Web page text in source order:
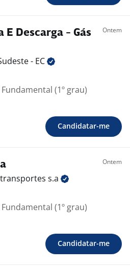
E Descarga - Gás
Ontem
- EC
(1º grau)
Candidatar-me
Ontem
s.a
(1º grau)
Candidatar-me